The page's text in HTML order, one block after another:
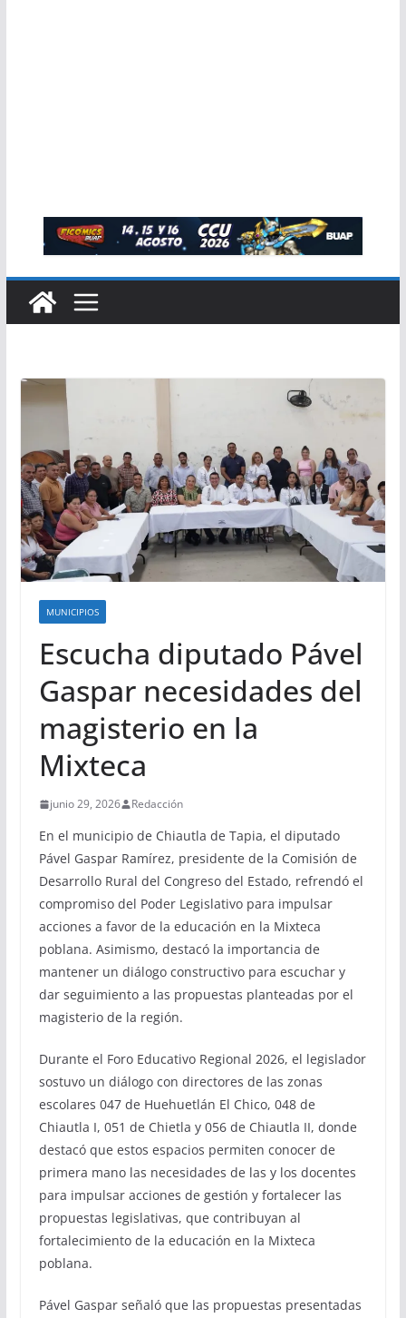
MUNICIPIOS
Escucha diputado Pável
Gaspar necesidades del
magisterio en la
Mixteca
junio 29, 2026 Redacción
En el municipio de Chiautla de Tapia, el diputado
Pável Gaspar Ramírez, presidente de la Comisión de
Desarrollo Rural del Congreso del Estado, refrendó el
compromiso del Poder Legislativo para impulsar
acciones a favor de la educación en la Mixteca
poblana. Asimismo, destacó la importancia de
mantener un diálogo constructivo para escuchar y
dar seguimiento a las propuestas planteadas por el
magisterio de la región.
Durante el Foro Educativo Regional 2026, el legislador
sostuvo un diálogo con directores de las zonas
escolares 047 de Huehuetlán El Chico, 048 de
Chiautla I, 051 de Chietla y 056 de Chiautla II, donde
destacó que estos espacios permiten conocer de
primera mano las necesidades de las y los docentes
para impulsar acciones de gestión y fortalecer las
propuestas legislativas, que contribuyan al
fortalecimiento de la educación en la Mixteca
poblana.
Pável Gaspar señaló que las propuestas presentadas